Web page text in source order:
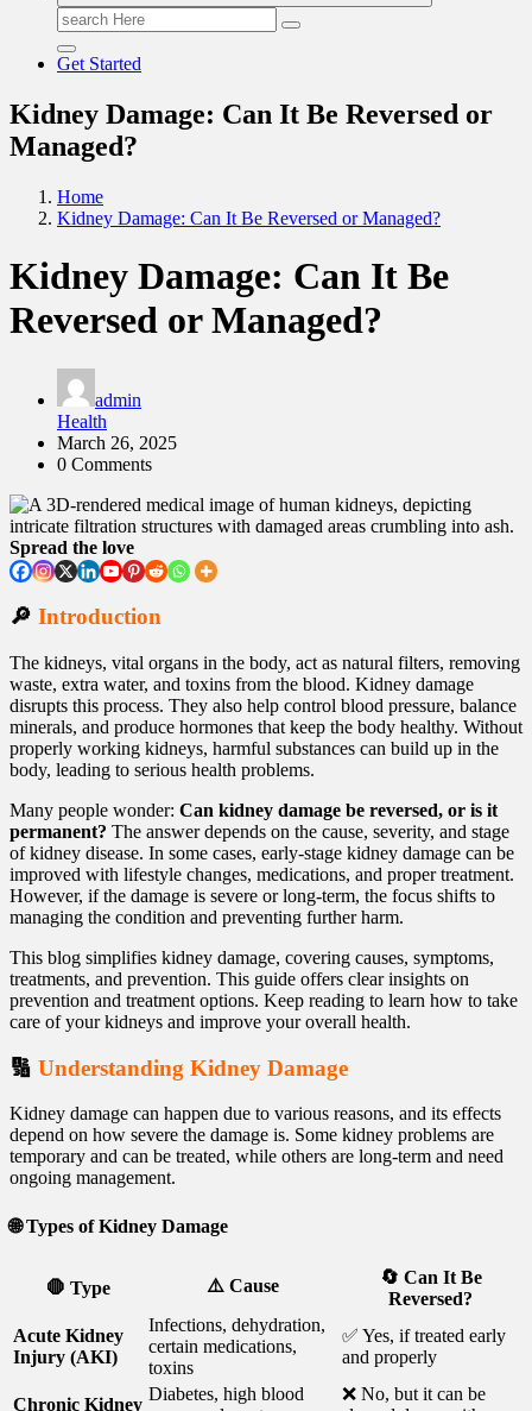
Search
for:
Get Started
Kidney Damage: Can It Be Reversed or
Managed?
Home
Kidney Damage: Can It Be Reversed or Managed?
Kidney Damage: Can It Be
Reversed or Managed?
admin
Health
March 26, 2025
0 Comments
Spread the love
🔎 Introduction
The kidneys, vital organs in the body, act as natural filters, removing
waste, extra water, and toxins from the blood. Kidney damage
disrupts this process. They also help control blood pressure, balance
minerals, and produce hormones that keep the body healthy. Without
properly working kidneys, harmful substances can build up in the
body, leading to serious health problems.
Many people wonder: Can kidney damage be reversed, or is it
permanent? The answer depends on the cause, severity, and stage
of kidney disease. In some cases, early-stage kidney damage can be
improved with lifestyle changes, medications, and proper treatment.
However, if the damage is severe or long-term, the focus shifts to
managing the condition and preventing further harm.
This blog simplifies kidney damage, covering causes, symptoms,
treatments, and prevention. This guide offers clear insights on
prevention and treatment options. Keep reading to learn how to take
care of your kidneys and improve your overall health.
🔢 Understanding Kidney Damage
Kidney damage can happen due to various reasons, and its effects
depend on how severe the damage is. Some kidney problems are
temporary and can be treated, while others are long-term and need
ongoing management.
🌐Types of Kidney Damage
🛑 Type ⚠️ Cause
🔄 Can It Be
Reversed?
Acute Kidney
Injury (AKI)
Infections, dehydration,
certain medications,
toxins
✅ Yes, if treated early
and properly
Chronic Kidney
Diabetes, high blood
❌ No, but it can be